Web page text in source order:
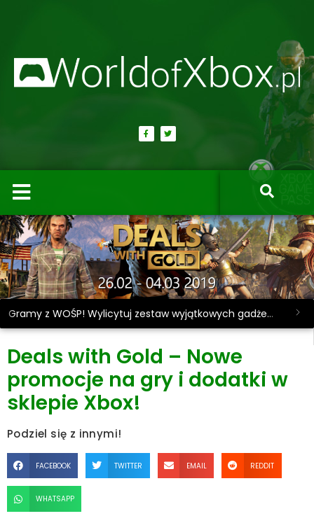
Gramy z WOŚP! Wylicytuj zestaw wyjątkowych gadżetów.
Deals with Gold – Nowe
promocje na gry i dodatki w
sklepie Xbox!
Podziel się z innymi!
FACEBOOK TWITTER EMAIL REDDIT
WHATSAPP